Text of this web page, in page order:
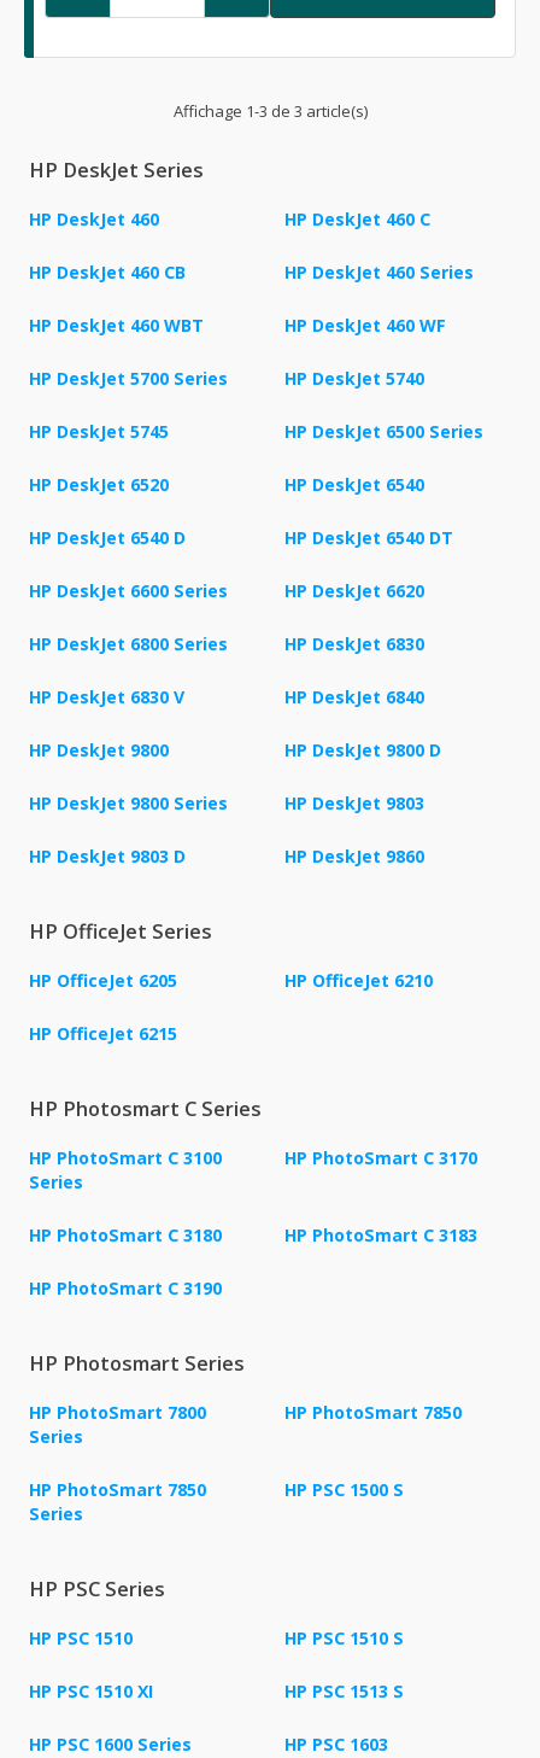
Affichage 1-3 de 3 article(s)
HP DeskJet Series
HP DeskJet 460 HP DeskJet 460 C
HP DeskJet 460 CB HP DeskJet 460 Series
HP DeskJet 460 WBT HP DeskJet 460 WF
HP DeskJet 5700 Series HP DeskJet 5740
HP DeskJet 5745 HP DeskJet 6500 Series
HP DeskJet 6520 HP DeskJet 6540
HP DeskJet 6540 D HP DeskJet 6540 DT
HP DeskJet 6600 Series HP DeskJet 6620
HP DeskJet 6800 Series HP DeskJet 6830
HP DeskJet 6830 V HP DeskJet 6840
HP DeskJet 9800 HP DeskJet 9800 D
HP DeskJet 9800 Series HP DeskJet 9803
HP DeskJet 9803 D HP DeskJet 9860
HP OfficeJet Series
HP OfficeJet 6205 HP OfficeJet 6210
HP OfficeJet 6215
HP Photosmart C Series
HP PhotoSmart C 3100
Series
HP PhotoSmart C 3170
HP PhotoSmart C 3180 HP PhotoSmart C 3183
HP PhotoSmart C 3190
HP Photosmart Series
HP PhotoSmart 7800
Series
HP PhotoSmart 7850
HP PhotoSmart 7850
Series
HP PSC 1500 S
HP PSC Series
HP PSC 1510 HP PSC 1510 S
HP PSC 1510 XI HP PSC 1513 S
HP PSC 1600 Series HP PSC 1603